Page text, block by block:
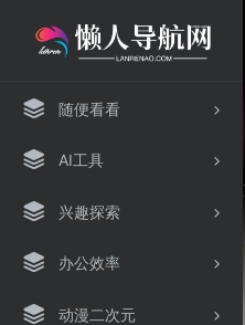
随便看看
AI工具
兴趣探索
办公效率
动漫二次元